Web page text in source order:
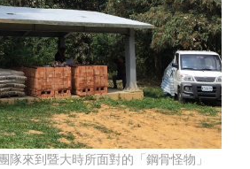
隊來到暨大時所面對的「鋼骨怪物」